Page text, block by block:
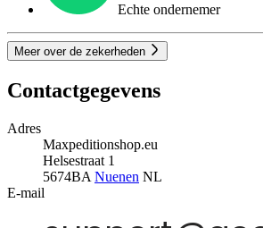
Echte ondernemer
Meer over de zekerheden
Contactgegevens
Adres
Maxpeditionshop.eu
Helsestraat 1
5674BA Nuenen NL
E-mail